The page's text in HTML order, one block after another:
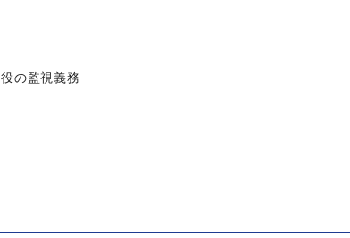
の監視義務